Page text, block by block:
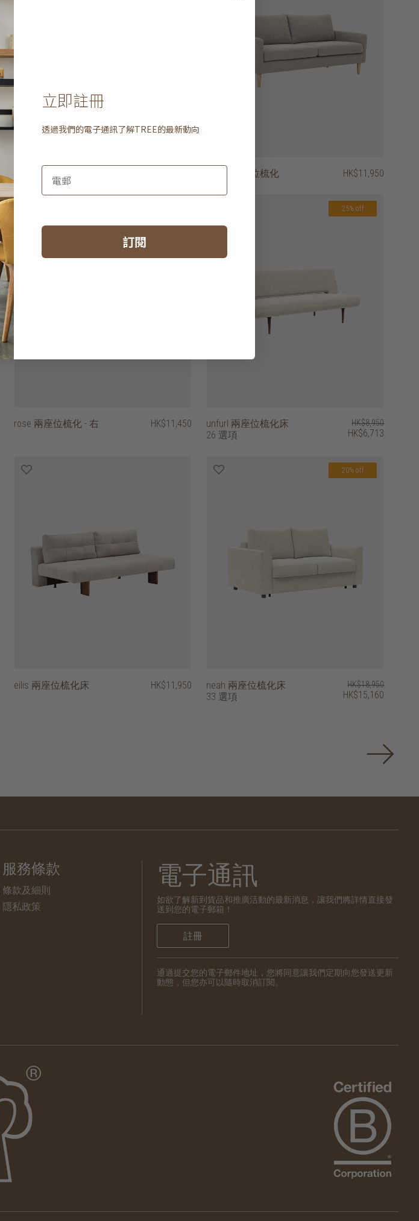
astha 兩座位梳化 HK$11,950
rose 兩座位梳化 - 右 HK$11,450
25% off
unfurl 兩座位梳化床
26 選項
HK$8,950
HK$6,713
eilis 兩座位梳化床 HK$11,950
20% off
neah 兩座位梳化床
33 選項
HK$18,950
HK$15,160
電子通訊
如欲了解新到貨品和推廣活動的最新消息，讓我們將詳情直接發
送到您的電子郵箱！
註冊
通過提交您的電子郵件地址，您將同意讓我們定期向您發送更新
動態，但您亦可以隨時取消訂閱。
服務條款
條款及細則
隱私政策
立即註冊
透過我們的電子通訊了解TREE的最新動向
訂閱